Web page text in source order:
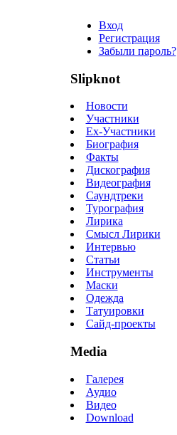
Вход
Регистрация
Забыли пароль?
Slipknot
Новости
Участники
Ex-Участники
Биография
Факты
Дискография
Видеография
Саундтреки
Турография
Лирика
Смысл Лирики
Интервью
Статьи
Инструменты
Маски
Одежда
Татуировки
Сайд-проекты
Media
Галерея
Аудио
Видео
Download